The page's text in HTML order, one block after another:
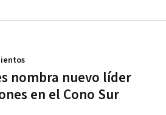
nombra nuevo líder
en el Cono Sur